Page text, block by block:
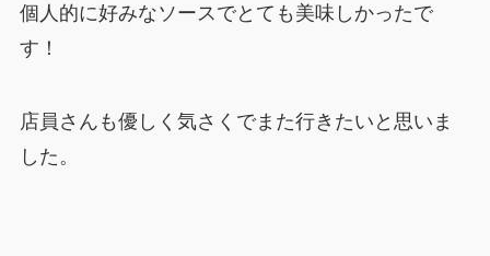
個人的に好みなソースでとても美味しかったで
す！
店員さんも優しく気さくでまた行きたいと思いま
した。